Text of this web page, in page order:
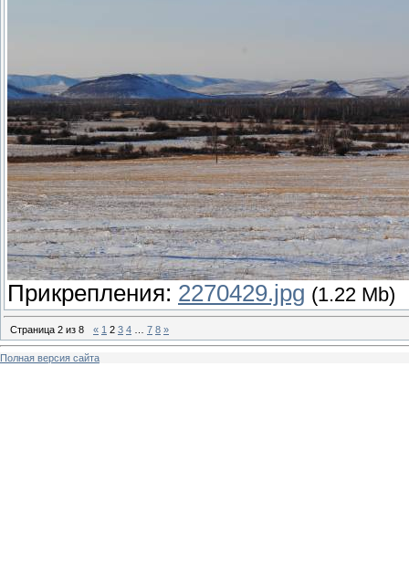
Прикрепления: 2270429.jpg (1.22 Mb)
Страница 2 из 8 « 1 2 3 4 7 8 »
Полная версия сайта